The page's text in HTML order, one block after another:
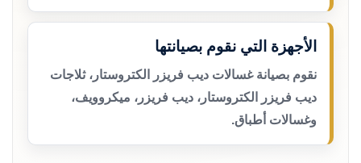
الأجهزة التي نقوم بصيانتها
نقوم بصيانة غسالات ديب فريزر الكتروستار، ثلاجات
ديب فريزر الكتروستار، ديب فريزر، ميكروويف،
وغسالات أطباق.